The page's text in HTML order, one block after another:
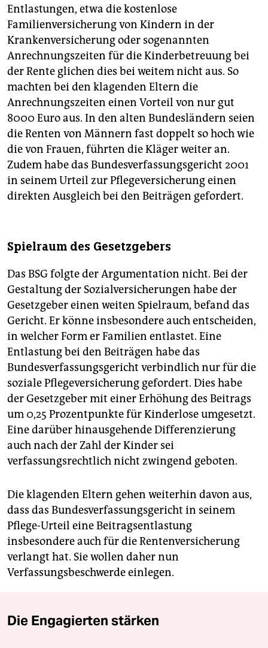
Entlastungen, etwa die kostenlose
Familienversicherung von Kindern in der
Krankenversicherung oder sogenannten
Anrechnungszeiten für die Kinderbetreuung bei
der Rente glichen dies bei weitem nicht aus. So
machten bei den klagenden Eltern die
Anrechnungszeiten einen Vorteil von nur gut
8000 Euro aus. In den alten Bundesländern seien
die Renten von Männern fast doppelt so hoch wie
die von Frauen, führten die Kläger weiter an.
Zudem habe das Bundesverfassungsgericht 2001
in seinem Urteil zur Pflegeversicherung einen
direkten Ausgleich bei den Beiträgen gefordert.
Spielraum des Gesetzgebers
Das BSG folgte der Argumentation nicht. Bei der
Gestaltung der Sozialversicherungen habe der
Gesetzgeber einen weiten Spielraum, befand das
Gericht. Er könne insbesondere auch entscheiden,
in welcher Form er Familien entlastet. Eine
Entlastung bei den Beiträgen habe das
Bundesverfassungsgericht verbindlich nur für die
soziale Pflegeversicherung gefordert. Dies habe
der Gesetzgeber mit einer Erhöhung des Beitrags
um 0,25 Prozentpunkte für Kinderlose umgesetzt.
Eine darüber hinausgehende Differenzierung
auch nach der Zahl der Kinder sei
verfassungsrechtlich nicht zwingend geboten.
Die klagenden Eltern gehen weiterhin davon aus,
dass das Bundesverfassungsgericht in seinem
Pflege-Urteil eine Beitragsentlastung
insbesondere auch für die Rentenversicherung
verlangt hat. Sie wollen daher nun
Verfassungsbeschwerde einlegen.
Die Engagierten stärken